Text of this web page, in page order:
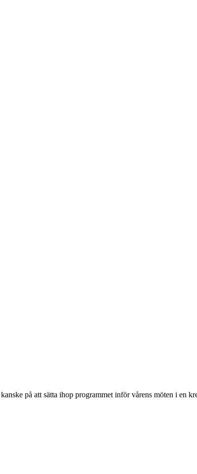
på att sätta ihop programmet inför vårens möten i en